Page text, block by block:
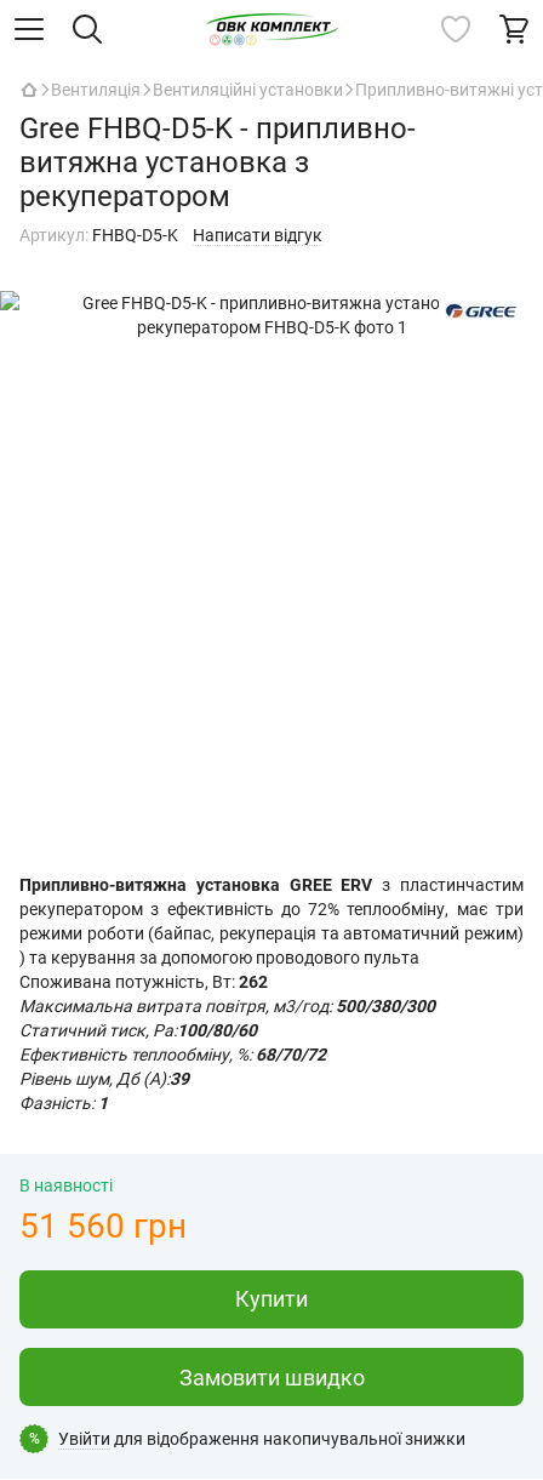
Вентиляція Вентиляційні установки Припливно-витяжні
Gree FHBQ-D5-K - припливно-
витяжна установка з
рекуператором
Артикул: FHBQ-D5-K Написати відгук
Припливно-витяжна установка GREE ERV з пластинчастим
рекуператором з ефективність до 72% теплообміну, має три
режими роботи (байпас, рекуперація та автоматичний режим)
) та керування за допомогою проводового пульта
Споживана потужність, Вт:262
Максимальна витрата повітря, м3/год:500/380/300
Статичний тиск, Ра:100/80/60
Ефективність теплообміну, %: 68/70/72
Рівень шум, Дб (А):39
Фазність: 1
В наявності
51 560 грн
Купити
Замовити швидко
% Увійти для відображення накопичувальної знижки